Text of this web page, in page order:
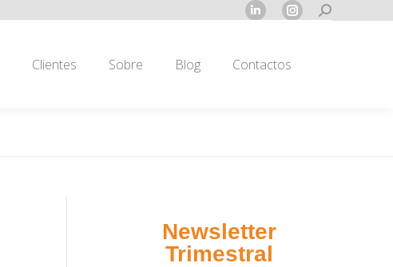
Linkedin
opens
Instagram
Search:
Clientes Sobre Blog Contactos
Newsletter
Trimestral